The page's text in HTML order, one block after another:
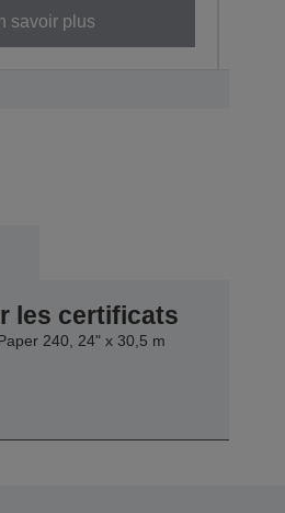
savoir plus
les certificats
240, 24" x 30,5 m